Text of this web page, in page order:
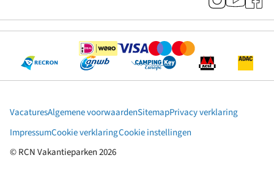
© RCN Vakantieparken 2026
VacaturesAlgemene voorwaardenSitemapPrivacy verklaring
ImpressumCookie verklaringCookie instellingen